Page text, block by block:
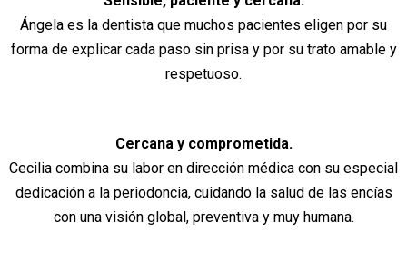
Ángela es la dentista que muchos pacientes eligen por su
forma de explicar cada paso sin prisa y por su trato amable y
respetuoso.
Cercana y comprometida.
Cecilia combina su labor en dirección médica con su especial
dedicación a la periodoncia, cuidando la salud de las encías
con una visión global, preventiva y muy humana.